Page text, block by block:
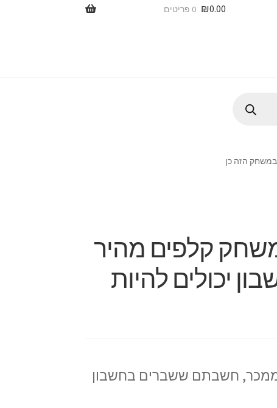
₪0.00 0 פריטים
הזה כן
משחק קלפים מהיר
יכולים להיות
חשבתם ששברים בחשבון